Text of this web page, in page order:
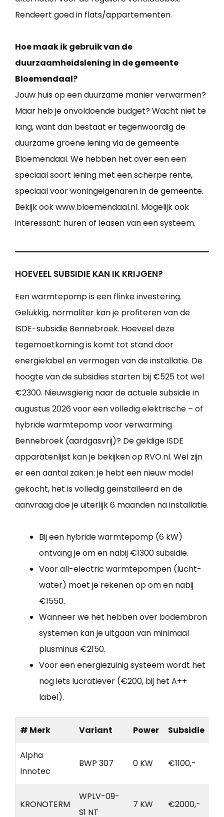
Rendeert goed in flats/appartementen.
Hoe maak ik gebruik van de
duurzaamheidslening in de gemeente
Bloemendaal?
Jouw huis op een duurzame manier verwarmen?
Maar heb je onvoldoende budget? Wacht niet te
lang, want dan bestaat er tegenwoordig de
duurzame groene lening via de gemeente
Bloemendaal. We hebben het over een een
speciaal soort lening met een scherpe rente,
speciaal voor woningeigenaren in de gemeente.
Bekijk ook www.bloemendaal.nl. Mogelijk ook
interessant: huren of leasen van een systeem.
HOEVEEL SUBSIDIE KAN IK KRIJGEN?
Een warmtepomp is een flinke investering.
Gelukkig, normaliter kan je profiteren van de
ISDE-subsidie Bennebroek. Hoeveel deze
tegemoetkoming is komt tot stand door
energielabel en vermogen van de installatie. De
hoogte van de subsidies starten bij €525 tot wel
€2300. Nieuwsgierig naar de actuele subsidie in
augustus 2026 voor een volledig elektrische – of
hybride warmtepomp voor verwarming
Bennebroek (aardgasvrij)? De geldige ISDE
apparatenlijst kan je bekijken op RVO.nl. Wel zijn
er een aantal zaken: je hebt een nieuw model
gekocht, het is volledig geïnstalleerd en de
aanvraag doe je uiterlijk 6 maanden na installatie.
Bij een hybride warmtepomp (6 kW)
ontvang je om en nabij €1300 subsidie.
Voor all-electric warmtepompen (lucht-
water) moet je rekenen op om en nabij
€1550.
Wanneer we het hebben over bodembron
systemen kan je uitgaan van minimaal
plusminus €2150.
Voor een energiezuinig systeem wordt het
nog iets lucratiever (€200, bij het A++
label).
# Merk Variant Power Subsidie
Alpha
Innotec
BWP 307 0 KW €1100,-
KRONOTERM
WPLV-09-
S1 NT
7 KW €2000,-